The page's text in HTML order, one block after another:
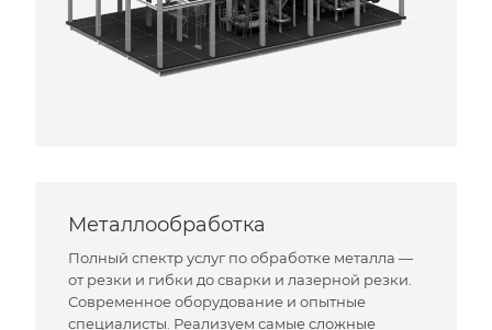
Металлообработка
Полный спектр услуг по обработке металла —
от резки и гибки до сварки и лазерной резки.
Современное оборудование и опытные
специалисты. Реализуем самые сложные